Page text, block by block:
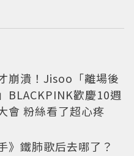
崩潰！Jisoo「離場後
BLACKPINK歡慶10週
會 粉絲看了超心疼
》鐵肺歌后去哪了？